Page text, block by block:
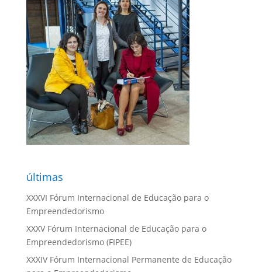
últimas
XXXVI Fórum Internacional de Educação para o
Empreendedorismo
XXXV Fórum Internacional de Educação para o
Empreendedorismo (FIPEE)
XXXIV Fórum Internacional Permanente de Educação